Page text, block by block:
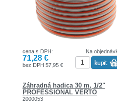
Na
cena s DPH:
71,28 €
bez DPH 57,95 €
Záhradná hadica 30 m, 1/2"
PROFESSIONAL VERTO
2000053